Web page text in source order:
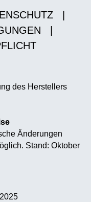
des Herstellers
Änderungen
Stand: Oktober